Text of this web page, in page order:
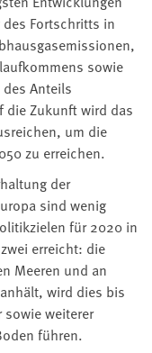
Fortschritts in
sowie
Anteils
die Zukunft wird das
um die
zu erreichen.
der
sind wenig
für 2020 in
erreicht: die
Meeren und an
wird dies bis
sowie weiterer
führen.